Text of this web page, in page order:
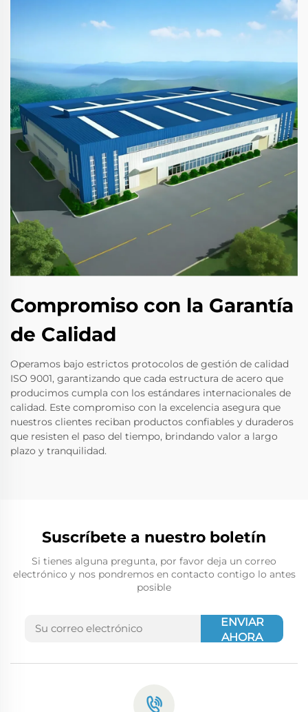
Compromiso con la Garantía
de Calidad
Operamos bajo estrictos protocolos de gestión de calidad
ISO 9001, garantizando que cada estructura de acero que
producimos cumpla con los estándares internacionales de
calidad. Este compromiso con la excelencia asegura que
nuestros clientes reciban productos confiables y duraderos
que resisten el paso del tiempo, brindando valor a largo
plazo y tranquilidad.
Suscríbete a nuestro boletín
Si tienes alguna pregunta, por favor deja un correo
electrónico y nos pondremos en contacto contigo lo antes
posible
ENVIAR
AHORA